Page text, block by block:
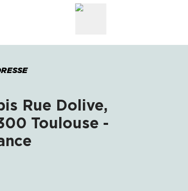
Rue Dolive,
Toulouse -